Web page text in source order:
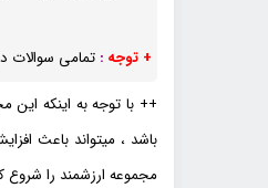
+ توجه : تمامی سوالات
++ با توجه به اینکه
باشد ، میتواند باعث
مجموعه ارزشمند را